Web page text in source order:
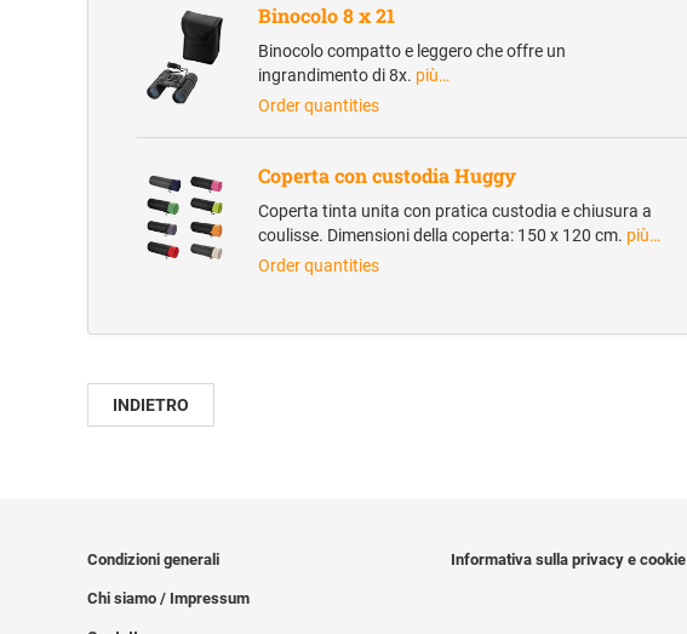
Binocolo 8 x 21
Binocolo compatto e leggero che offre un
ingrandimento di 8x. più…
Order quantities
Coperta con custodia Huggy
Coperta tinta unita con pratica custodia e chiusura a
coulisse. Dimensioni della coperta: 150 x 120 cm. più…
Order quantities
INDIETRO
Condizioni generali
Chi siamo / Impressum
Informativa sulla privacy e cookie